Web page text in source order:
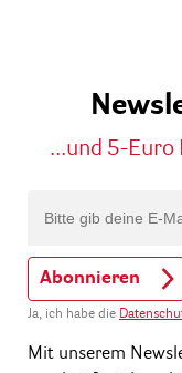
...und 5-Euro
Abonnieren
Ja, ich habe die
Mit unserem